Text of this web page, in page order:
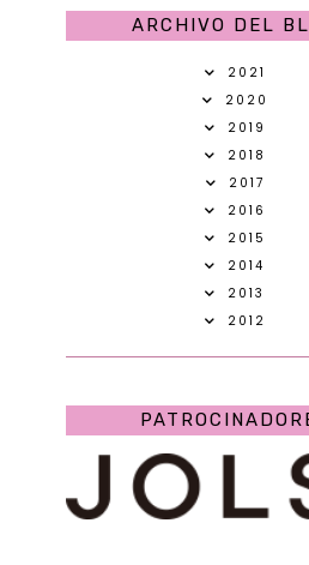
ARCHIVO DEL
2021
2020
2019
2018
2017
2016
2015
2014
2013
2012